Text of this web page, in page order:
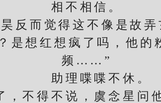
相不相信。
而觉得这不像是故弄
想红想疯了吗，他的
频……”
助理喋喋不休。
得不说，虞念星问他